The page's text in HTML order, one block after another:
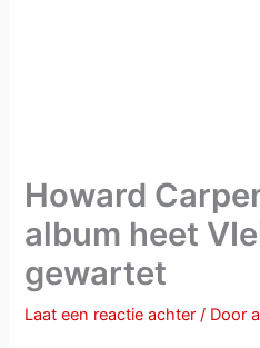
Howard
album heet
gewartet
Laat een reactie achter / Door